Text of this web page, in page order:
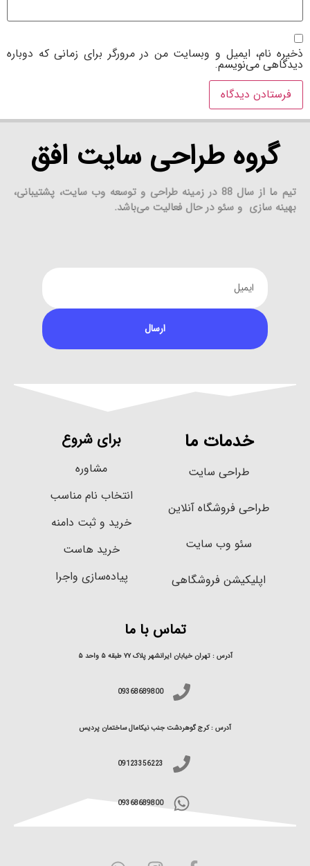
ذخیره نام، ایمیل و وبسایت من در مرورگر برای زمانی که دوباره
دیدگاهی می‌نویسم.
گروه طراحی سایت افق
تیم ما از سال 88 در زمینه طراحی و توسعه وب سایت، پشتیبانی،
بهینه سازی و سئو در حال فعالیت می‌باشد.
ارسال
خدمات ما
طراحی سایت
طراحی فروشگاه آنلاین
سئو وب سایت
اپلیکیشن فروشگاهی
برای شروع
مشاوره
انتخاب نام مناسب
خرید و ثبت دامنه
خرید هاست
پیاده‌سازی واجرا
تماس با ما
آدرس : تهران خیابان ایرانشهر پلاک ۷۷ طبقه ۵ واحد ۵
09368689800
آدرس : کرج گوهردشت جنب نیکامال ساختمان پردیس
09123356223
09368689800